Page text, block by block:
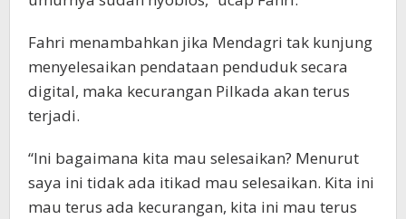
Fahri menambahkan jika Mendagri tak kunjung
menyelesaikan pendataan penduduk secara
digital, maka kecurangan Pilkada akan terus
terjadi.
“Ini bagaimana kita mau selesaikan? Menurut
saya ini tidak ada itikad mau selesaikan. Kita ini
mau terus ada kecurangan, kita ini mau terus